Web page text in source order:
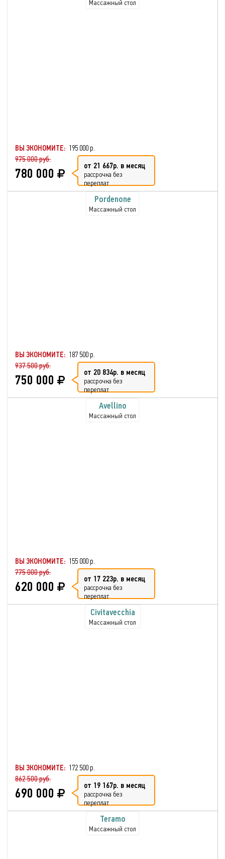
Массажный стол
ВЫ ЭКОНОМИТЕ: 195 000 р.
975 000 руб.
780 000 от 21 667р. в месяц
рассрочка без
переплат
Pordenone
Массажный стол
ВЫ ЭКОНОМИТЕ: 187 500 р.
937 500 руб.
750 000 от 20 834р. в месяц
рассрочка без
переплат
Avellino
Массажный стол
ВЫ ЭКОНОМИТЕ: 155 000 р.
775 000 руб.
620 000 от 17 223р. в месяц
рассрочка без
переплат
Civitavecchia
Массажный стол
ВЫ ЭКОНОМИТЕ: 172 500 р.
862 500 руб.
690 000 от 19 167р. в месяц
рассрочка без
переплат
Teramo
Массажный стол